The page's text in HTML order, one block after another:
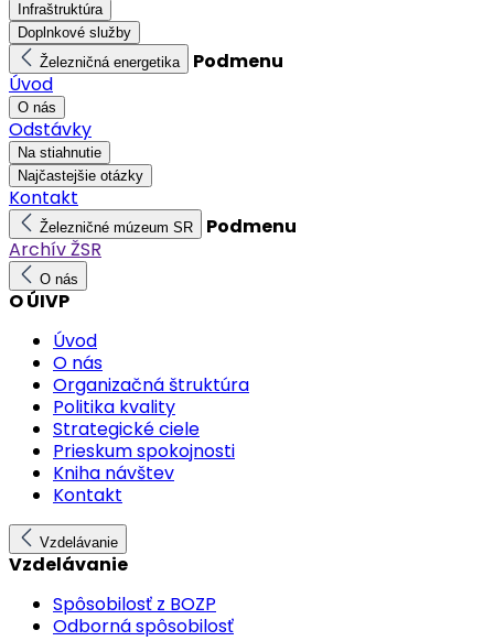
Infraštruktúra
Doplnkové služby
Železničná energetika
Podmenu
Úvod
O nás
Odstávky
Na stiahnutie
Najčastejšie otázky
Kontakt
Železničné múzeum SR
Podmenu
Archív ŽSR
O nás
O ÚIVP
Úvod
O nás
Organizačná štruktúra
Politika kvality
Strategické ciele
Prieskum spokojnosti
Kniha návštev
Kontakt
Vzdelávanie
Vzdelávanie
Spôsobilosť z BOZP
Odborná spôsobilosť